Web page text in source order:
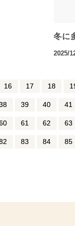
冬に
2025/
16 17 18
39 40 41
61 62 63
83 84 85